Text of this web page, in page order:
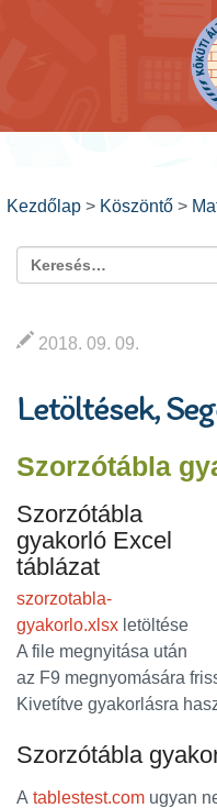
Kezdőlap > Köszöntő >
2018. 09. 09.
Letöltések,
Szorzótábla
Szorzótábla
gyakorló Excel
táblázat
szorzotabla-
gyakorlo.xlsx letöltése
A file megnyitása után
az F9 megnyomására
Kivetítve gyakorlásra
Szorzótábla
A tablestest.com ugyan